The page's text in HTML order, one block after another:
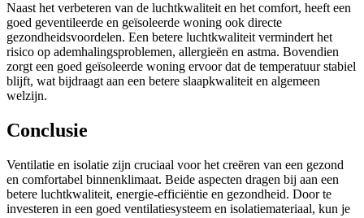
Naast het verbeteren van de luchtkwaliteit en het comfort, heeft een
goed geventileerde en geïsoleerde woning ook directe
gezondheidsvoordelen. Een betere luchtkwaliteit vermindert het
risico op ademhalingsproblemen, allergieën en astma. Bovendien
zorgt een goed geïsoleerde woning ervoor dat de temperatuur stabiel
blijft, wat bijdraagt aan een betere slaapkwaliteit en algemeen
welzijn.
Conclusie
Ventilatie en isolatie zijn cruciaal voor het creëren van een gezond
en comfortabel binnenklimaat. Beide aspecten dragen bij aan een
betere luchtkwaliteit, energie-efficiëntie en gezondheid. Door te
investeren in een goed ventilatiesysteem en isolatiemateriaal, kun je